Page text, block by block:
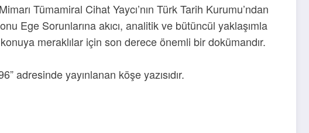
Tümamiral Cihat Yaycı’nın Türk Tarih Kurumu’ndan
Ege Sorunlarına akıcı, analitik ve bütüncül yaklaşımla
meraklılar için son derece önemli bir dokümandır.
adresinde yayınlanan köşe yazısıdır.